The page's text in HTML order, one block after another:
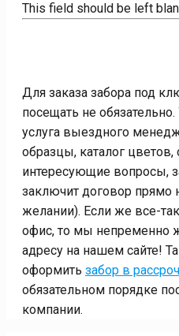
This field should be left
Для заказа забора под
посещать не
услуга выездного
образцы, каталог цветов,
интересующие вопросы,
заключит договор прямо
желании). Если же все-
офис, то мы непременно
адресу на нашем сайте!
оформить забор в
обязательном порядке
компании.